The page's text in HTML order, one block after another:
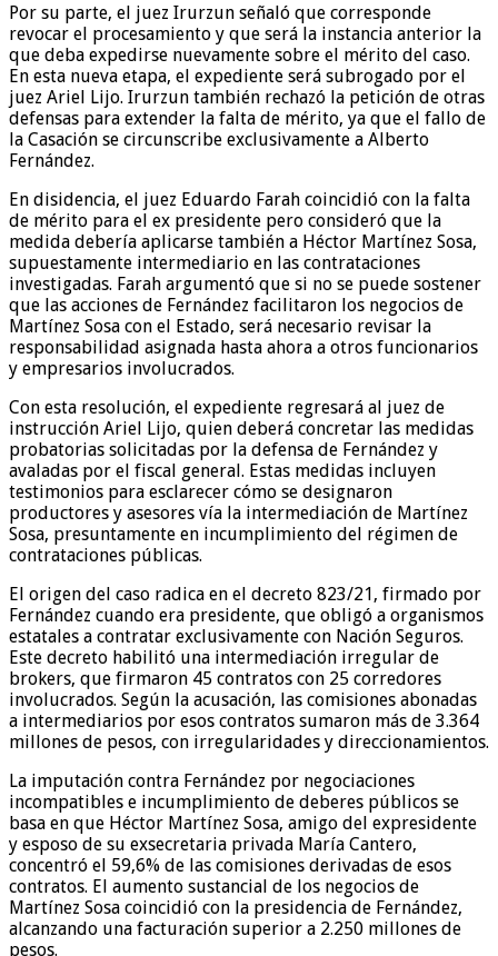
Por su parte, el juez Irurzun señaló que corresponde
revocar el procesamiento y que será la instancia anterior la
que deba expedirse nuevamente sobre el mérito del caso.
En esta nueva etapa, el expediente será subrogado por el
juez Ariel Lijo. Irurzun también rechazó la petición de otras
defensas para extender la falta de mérito, ya que el fallo de
la Casación se circunscribe exclusivamente a Alberto
Fernández.
En disidencia, el juez Eduardo Farah coincidió con la falta
de mérito para el ex presidente pero consideró que la
medida debería aplicarse también a Héctor Martínez Sosa,
supuestamente intermediario en las contrataciones
investigadas. Farah argumentó que si no se puede sostener
que las acciones de Fernández facilitaron los negocios de
Martínez Sosa con el Estado, será necesario revisar la
responsabilidad asignada hasta ahora a otros funcionarios
y empresarios involucrados.
Con esta resolución, el expediente regresará al juez de
instrucción Ariel Lijo, quien deberá concretar las medidas
probatorias solicitadas por la defensa de Fernández y
avaladas por el fiscal general. Estas medidas incluyen
testimonios para esclarecer cómo se designaron
productores y asesores vía la intermediación de Martínez
Sosa, presuntamente en incumplimiento del régimen de
contrataciones públicas.
El origen del caso radica en el decreto 823/21, firmado por
Fernández cuando era presidente, que obligó a organismos
estatales a contratar exclusivamente con Nación Seguros.
Este decreto habilitó una intermediación irregular de
brokers, que firmaron 45 contratos con 25 corredores
involucrados. Según la acusación, las comisiones abonadas
a intermediarios por esos contratos sumaron más de 3.364
millones de pesos, con irregularidades y direccionamientos.
La imputación contra Fernández por negociaciones
incompatibles e incumplimiento de deberes públicos se
basa en que Héctor Martínez Sosa, amigo del expresidente
y esposo de su exsecretaria privada María Cantero,
concentró el 59,6% de las comisiones derivadas de esos
contratos. El aumento sustancial de los negocios de
Martínez Sosa coincidió con la presidencia de Fernández,
alcanzando una facturación superior a 2.250 millones de
pesos.